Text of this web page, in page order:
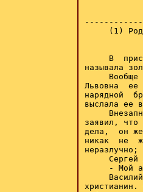
(1)
В
называла
Вообще
Львовна  ее
нарядной
выслала ее
заявил, что
дела,  он
никак  не
Сергей
- Мой